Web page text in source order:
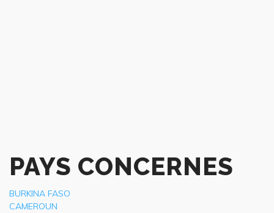
PAYS CONCERNES
BURKINA FASO
CAMEROUN